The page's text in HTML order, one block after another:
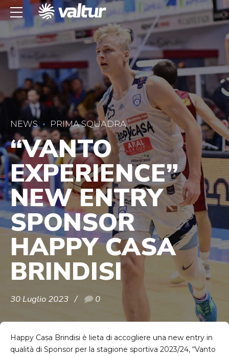
NEWS PRIMA SQUADRA
“VANTO
EXPERIENCE”
NEW ENTRY
SPONSOR
HAPPY CASA
BRINDISI
30 Luglio 2023 0
Happy Casa Brindisi è lieta di accogliere una new entry in
qualità di Sponsor per la stagione sportiva 2023/24, “Vanto